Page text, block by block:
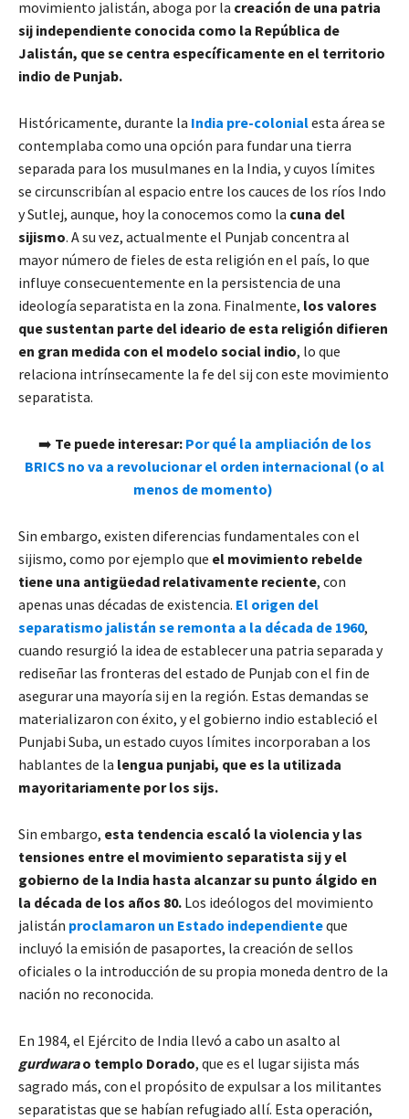
movimiento jalistán, aboga por la creación de una patria
sij independiente conocida como la República de
Jalistán, que se centra específicamente en el territorio
indio de Punjab.
Históricamente, durante la India pre-colonialesta área se
contemplaba como una opción para fundar una tierra
separada para los musulmanes en la India, y cuyos límites
se circunscribían al espacio entre los cauces de los ríos Indo
y Sutlej, aunque, hoy la conocemos como la cuna del
sijismo. A su vez, actualmente el Punjab concentra al
mayor número de fieles de esta religión en el país, lo que
influye consecuentemente en la persistencia de una
ideología separatista en la zona. Finalmente, los valores
que sustentan parte del ideario de esta religión difieren
en gran medida con el modelo social indio, lo que
relaciona intrínsecamente la fe del sij con este movimiento
separatista.
➡️ Te puede interesar: Por qué la ampliación de los
BRICS no va a revolucionar el orden internacional (o al
menos de momento)
Sin embargo, existen diferencias fundamentales con el
sijismo, como por ejemplo que el movimiento rebelde
tiene una antigüedad relativamente reciente, con
apenas unas décadas de existencia. El origen del
separatismo jalistán se remonta a la década de 1960,
cuando resurgió la idea de establecer una patria separada y
rediseñar las fronteras del estado de Punjab con el fin de
asegurar una mayoría sij en la región. Estas demandas se
materializaron con éxito, y el gobierno indio estableció el
Punjabi Suba, un estado cuyos límites incorporaban a los
hablantes de la lengua punjabi, que es la utilizada
mayoritariamente por los sijs.
Sin embargo, esta tendencia escaló la violencia y las
tensiones entre el movimiento separatista sij y el
gobierno de la India hasta alcanzar su punto álgido en
la década de los años 80. Los ideólogos del movimiento
jalistán proclamaron un Estado independienteque
incluyó la emisión de pasaportes, la creación de sellos
oficiales o la introducción de su propia moneda dentro de la
nación no reconocida.
En 1984, el Ejército de India llevó a cabo un asalto al
gurdwarao templo Dorado, que es el lugar sijista más
sagrado más, con el propósito de expulsar a los militantes
separatistas que se habían refugiado allí. Esta operación,